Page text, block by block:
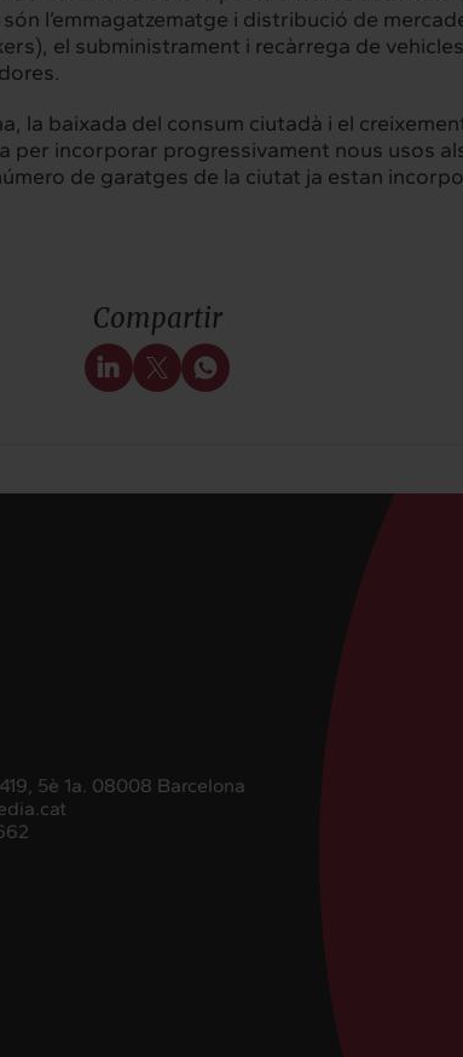
Contacte
l’emmagatzematge i distribució de
el subministrament i recàrrega de
la baixada del consum ciutadà i el
per incorporar progressivament nous usos
de garatges de la ciutat ja estan
Compartir
5è 1a. 08008 Barcelona